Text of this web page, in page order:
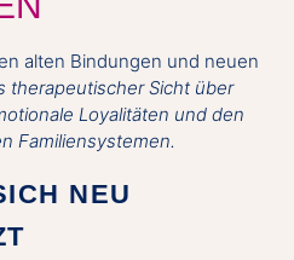
alten Bindungen und neuen
therapeutischer Sicht über
Loyalitäten und den
Familiensystemen.
NEU